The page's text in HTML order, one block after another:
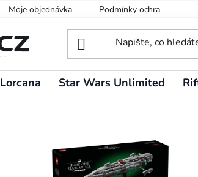
Moje objednávka Podmínky ochrany
Lorcana Star Wars Unlimited